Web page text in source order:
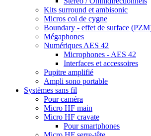
Kits surround et ambisonic
Micros col de cygne
Boundary - effet de surface
Mégaphones
Numériques AES 42
Microphones - AES 42
Interfaces et accessoires
Pupitre amplifié
Ampli sono portable
Systèmes sans fil
Pour caméra
Micro HF main
Micro HF cravate
Pour smartphones